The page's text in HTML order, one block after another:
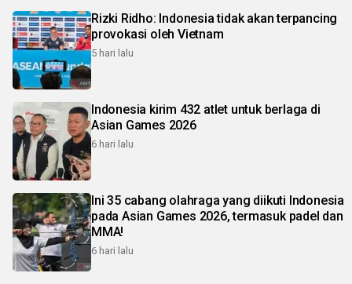
Rizki Ridho: Indonesia tidak akan terpancing
provokasi oleh Vietnam
5 hari lalu
Indonesia kirim 432 atlet untuk berlaga di
Asian Games 2026
6 hari lalu
Ini 35 cabang olahraga yang diikuti Indonesia
pada Asian Games 2026, termasuk padel dan
MMA!
6 hari lalu